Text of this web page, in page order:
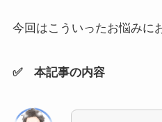
今回はこういったお悩みに
✅ 本記事の内容